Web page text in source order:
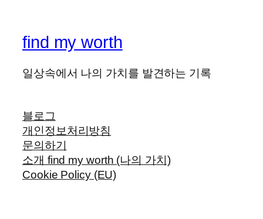
find my worth
일상속에서 나의 가치를 발견하는 기록
블로그
개인정보처리방침
문의하기
소개 find my worth (나의 가치)
Cookie Policy (EU)